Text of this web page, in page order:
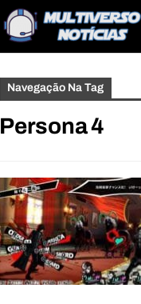
Navegação Na Tag
Persona 4